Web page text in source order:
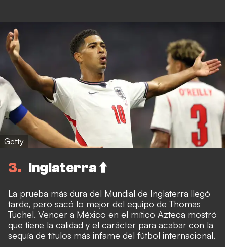
Getty
3 Inglaterra ⬆️
La prueba más dura del Mundial de Inglaterra llegó
tarde, pero sacó lo mejor del equipo de Thomas
Tuchel. Vencer a México en el mítico Azteca mostró
que tiene la calidad y el carácter para acabar con la
sequía de títulos más infame del fútbol internacional.